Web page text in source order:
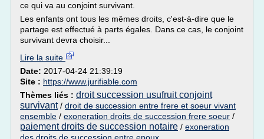
ce qui va au conjoint survivant.
Les enfants ont tous les mêmes droits, c'est-à-dire que le
partage est effectué à parts égales. Dans ce cas, le conjoint
survivant devra choisir...
Lire la suite
Date: 2017-04-24 21:39:19
Site : https://www.jurifiable.com
Thèmes liés : droit succession usufruit conjoint
survivant/ droit de succession entre frere et soeur vivant
ensemble / exoneration droits de succession frere soeur /
paiement droits de succession notaire / exoneration